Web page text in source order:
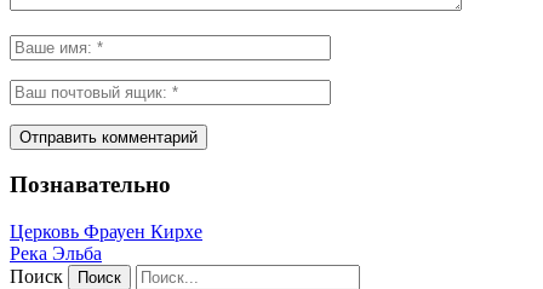
Познавательно
Церковь Фрауен Кирхе
Река Эльба
Поиск